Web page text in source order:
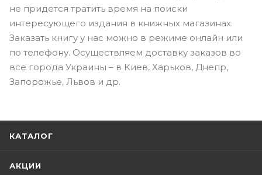
не придется тратить время на поиски
интересующего издания в книжных магазинах.
Заказать книгу у нас можно в режиме онлайн или
по телефону. Осуществляем доставку заказов во
все города Украины – в Киев, Харьков, Днепр,
Запорожье, Львов и др.
КАТАЛОГ
АКЦИИ